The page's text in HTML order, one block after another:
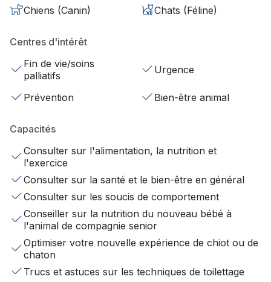
Chiens (Canin)
Chats (Féline)
Centres d'intérêt
Fin de vie/soins
palliatifs
Urgence
Prévention Bien-être animal
Capacités
Consulter sur l'alimentation, la nutrition et
l'exercice
Consulter sur la santé et le bien-être en général
Consulter sur les soucis de comportement
Conseiller sur la nutrition du nouveau bébé à
l'animal de compagnie senior
Optimiser votre nouvelle expérience de chiot ou de
chaton
Trucs et astuces sur les techniques de toilettage